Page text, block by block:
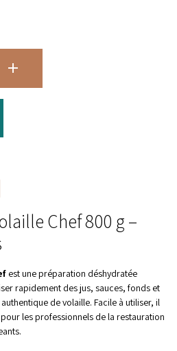
Chef 800 g –
est une préparation déshydratée
rapidement des jus, sauces, fonds et
de volaille. Facile à utiliser, il
les professionnels de la restauration